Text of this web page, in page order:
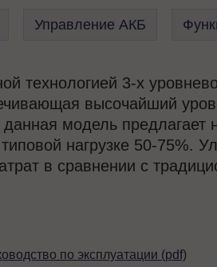
Управление АКБ
технологией 3-х
высочайший
модель
нагрузке 50-75%.
в сравнении с
по эксплуатации (pdf)